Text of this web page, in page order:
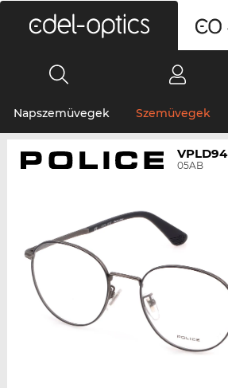
Napszemüvegek Szemüvegek
VPLD94
05AB